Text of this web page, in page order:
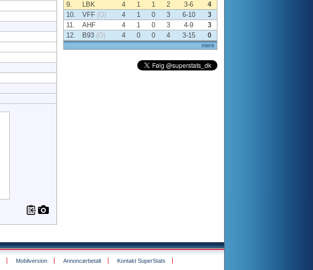
mere
9.
LBK 4 1 1 2 3-6
4
10.
VFF (O) 4 1 0 3 6-10
3
11.
AHF 4 1 0 3 4-9
3
12.
B93 (O) 4 0 0 4 3-15 0
Mobilversion Annoncørbetalt Kontakt SuperStats